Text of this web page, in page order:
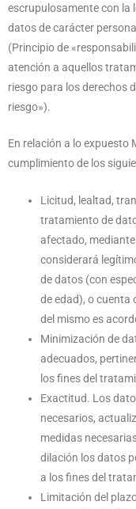
escrupulosamente con la
datos de carácter
(Principio de
atención a aquellos
riesgo para los derechos
riesgo»).
En relación a lo expuesto
cumplimiento de los
Licitud, lealtad,
tratamiento de
afectado,
considerará
de datos (con
de edad), o cuenta
del mismo es
Minimización de
adecuados,
los fines del
Exactitud. Los
necesarios,
medidas
dilación los datos
a los fines del
Limitación del